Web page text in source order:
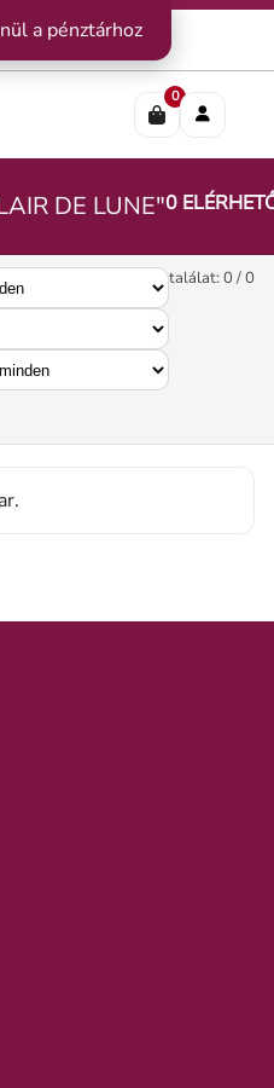
módok
0
DE LUNE"0
találat: 0 / 0
a pénztárhoz